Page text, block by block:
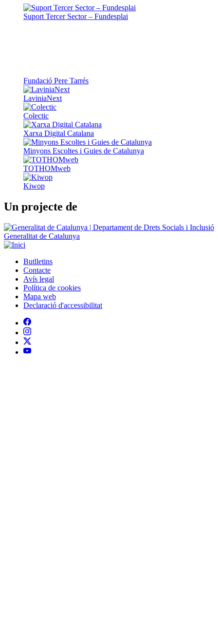
Suport Tercer Sector – Fundesplai
Fundació Pere Tarrés
LaviniaNext
Colectic
Xarxa Digital Catalana
Minyons Escoltes i Guies de Catalunya
TOTHOMweb
Kiwop
Un projecte de
Generalitat de Catalunya
Peu
Butlletins
Contacte
Avís legal
Política de cookies
Mapa web
Declaració d'accessibilitat